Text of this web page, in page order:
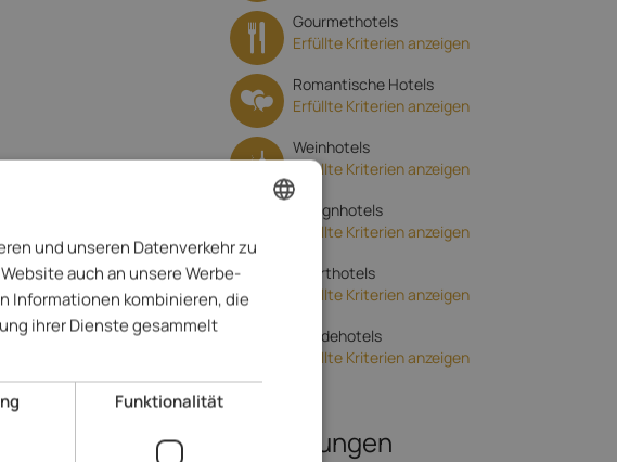
Gourmethotels
Erfüllte Kriterien anzeigen
Romantische Hotels
Erfüllte Kriterien anzeigen
Weinhotels
Erfüllte Kriterien anzeigen
Designhotels
Erfüllte Kriterien anzeigen
Sporthotels
Erfüllte Kriterien anzeigen
Hundehotels
Erfüllte Kriterien anzeigen
Bewertungen
ENGLISH
ITALIAN
und unseren Datenverkehr zu
auch an unsere Werbe-
Informationen kombinieren, die
ihrer Dienste gesammelt
Funktionalität